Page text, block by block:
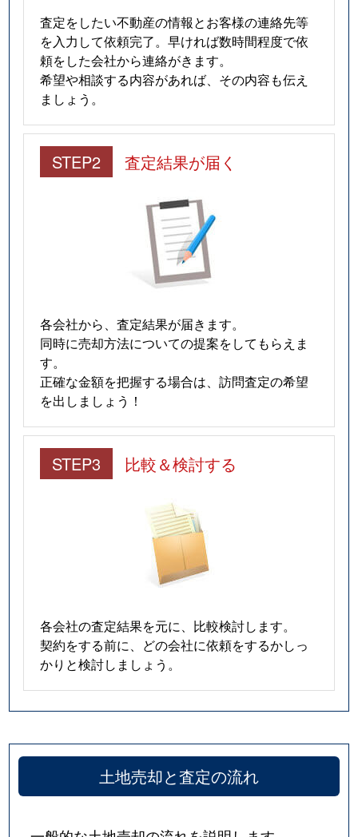
査定をしたい不動産の情報とお客様の連絡先等
を入力して依頼完了。早ければ数時間程度で依
頼をした会社から連絡がきます。
希望や相談する内容があれば、その内容も伝え
ましょう。
STEP2 査定結果が届く
各会社から、査定結果が届きます。
同時に売却方法についての提案をしてもらえま
す。
正確な金額を把握する場合は、訪問査定の希望
を出しましょう！
STEP3 比較＆検討する
各会社の査定結果を元に、比較検討します。
契約をする前に、どの会社に依頼をするかしっ
かりと検討しましょう。
土地売却と査定の流れ